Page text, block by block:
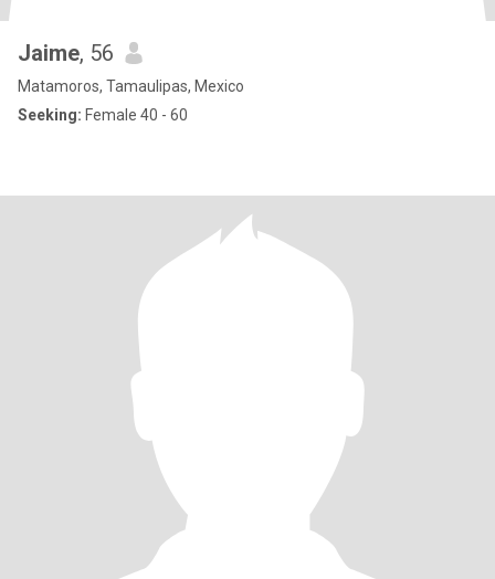
Jaime, 56
Matamoros, Tamaulipas, Mexico
Seeking: Female 40 - 60